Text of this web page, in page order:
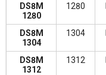
DS8M
1280
1280
DS8M
1304
1304
DS8M
1312
1312